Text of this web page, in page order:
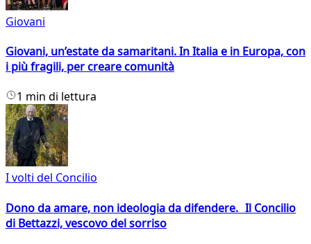
Giovani
Giovani, un’estate da samaritani. In Italia e in Europa, con
i più fragili, per creare comunità
1 min di lettura
I volti del Concilio
Dono da amare, non ideologia da difendere. Il Concilio
di Bettazzi, vescovo del sorriso